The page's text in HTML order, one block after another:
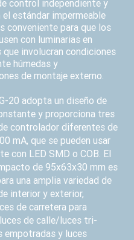
control independiente y
el estándar impermeable
conveniente para que los
con luminarias en
involucran condiciones
húmedas y
de montaje externo.
20 adopta un diseño de
y proporciona tres
controlador diferentes de
mA, que se pueden usar
con LED SMD o COB. El
de 95x63x30 mm es
una amplia variedad de
interior y exterior,
de carretera para
de calle/luces tri-
y luces